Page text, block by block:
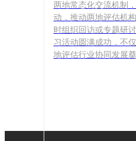
两地常态化交流机制
动，推动两地评估机
时组织回访或专题研
习活动圆满成功，不
地评估行业协同发展